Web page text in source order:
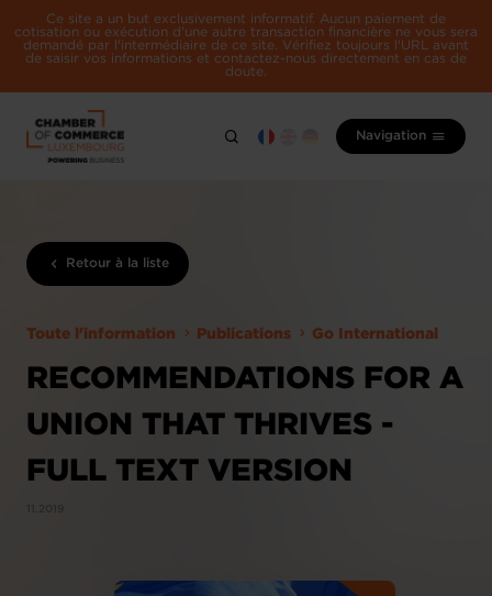
Ce site a un but exclusivement informatif. Aucun paiement de
cotisation ou exécution d'une autre transaction financière ne vous sera
demandé par l'intermédiaire de ce site. Vérifiez toujours l'URL avant
de saisir vos informations et contactez-nous directement en cas de
doute.
Navigation
Retour à la liste
Toute l'information Publications Go International
RECOMMENDATIONS FOR A
UNION THAT THRIVES -
FULL TEXT VERSION